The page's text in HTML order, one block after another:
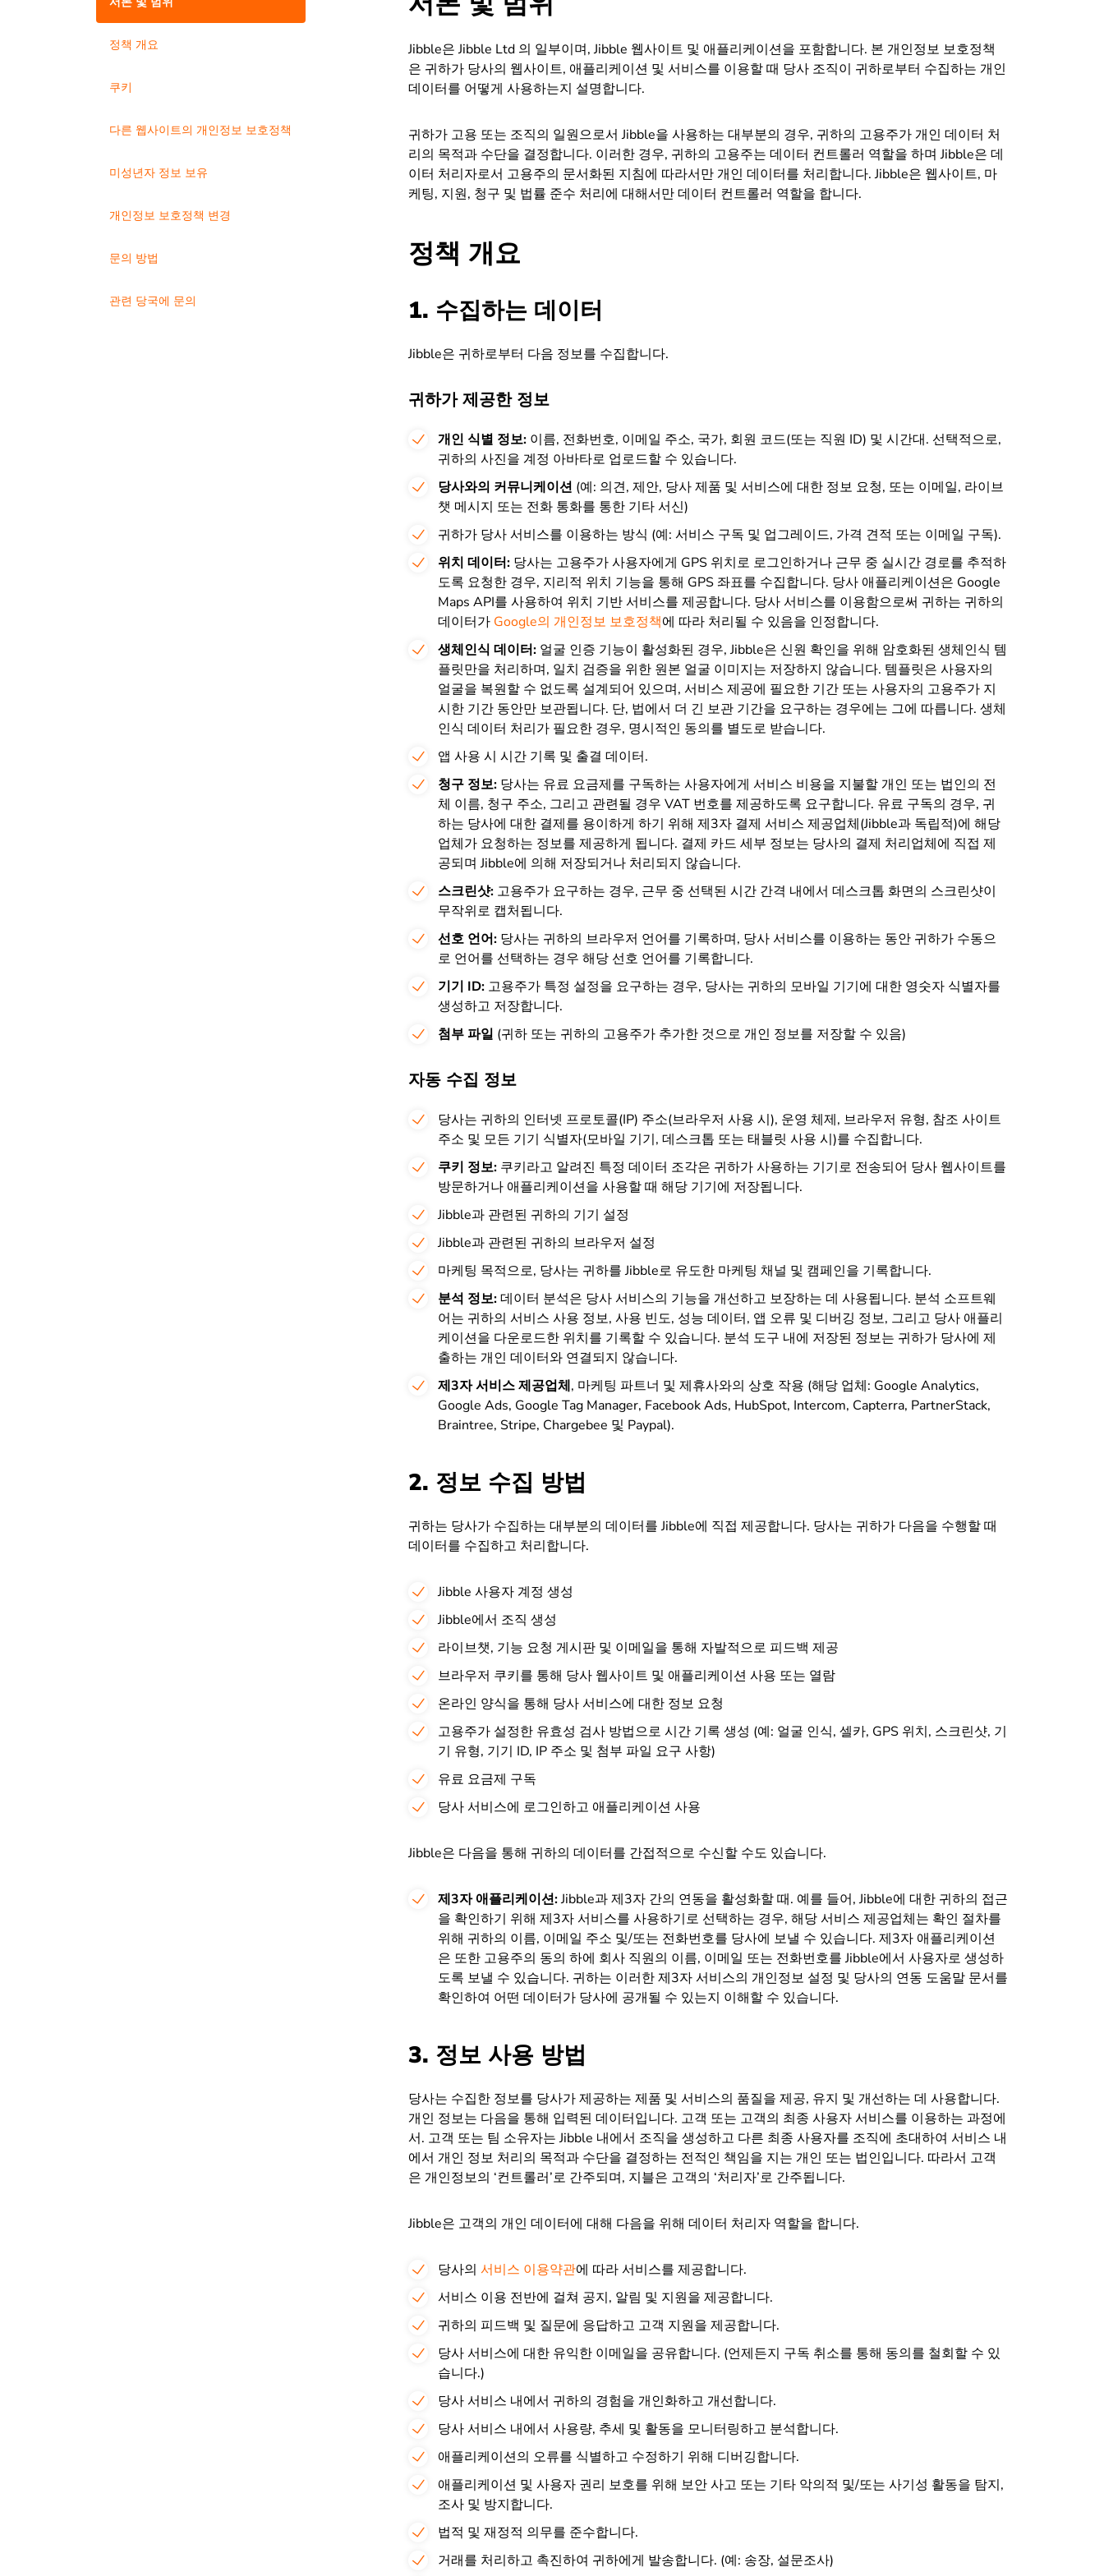
정책 개요
쿠키
다른 웹사이트의 개인정보 보호정책
미성년자 정보 보유
개인정보 보호정책 변경
문의 방법
관련 당국에 문의
Jibble은 Jibble Ltd 의 일부이며, Jibble 웹사이트 및 애플리케이션을 포함합니다. 본 개인정보 보호정책
은 귀하가 당사의 웹사이트, 애플리케이션 및 서비스를 이용할 때 당사 조직이 귀하로부터 수집하는 개인
데이터를 어떻게 사용하는지 설명합니다.
귀하가 고용 또는 조직의 일원으로서 Jibble을 사용하는 대부분의 경우, 귀하의 고용주가 개인 데이터 처
리의 목적과 수단을 결정합니다. 이러한 경우, 귀하의 고용주는 데이터 컨트롤러 역할을 하며 Jibble은 데
이터 처리자로서 고용주의 문서화된 지침에 따라서만 개인 데이터를 처리합니다. Jibble은 웹사이트, 마
케팅, 지원, 청구 및 법률 준수 처리에 대해서만 데이터 컨트롤러 역할을 합니다.
정책 개요
1. 수집하는 데이터
Jibble은 귀하로부터 다음 정보를 수집합니다.
귀하가 제공한 정보
개인 식별 정보:이름, 전화번호, 이메일 주소, 국가, 회원 코드(또는 직원 ID) 및 시간대. 선택적으로,
귀하의 사진을 계정 아바타로 업로드할 수 있습니다.
당사와의 커뮤니케이션 (예: 의견, 제안, 당사 제품 및 서비스에 대한 정보 요청, 또는 이메일, 라이브
챗 메시지 또는 전화 통화를 통한 기타 서신)
귀하가 당사 서비스를 이용하는 방식 (예: 서비스 구독 및 업그레이드, 가격 견적 또는 이메일 구독).
위치 데이터:당사는 고용주가 사용자에게 GPS 위치로 로그인하거나 근무 중 실시간 경로를 추적하
도록 요청한 경우, 지리적 위치 기능을 통해 GPS 좌표를 수집합니다. 당사 애플리케이션은 Google
Maps API를 사용하여 위치 기반 서비스를 제공합니다. 당사 서비스를 이용함으로써 귀하는 귀하의
데이터가 Google의 개인정보 보호정책에 따라 처리될 수 있음을 인정합니다.
생체인식 데이터: 얼굴 인증 기능이 활성화된 경우, Jibble은 신원 확인을 위해 암호화된 생체인식 템
플릿만을 처리하며, 일치 검증을 위한 원본 얼굴 이미지는 저장하지 않습니다. 템플릿은 사용자의
얼굴을 복원할 수 없도록 설계되어 있으며, 서비스 제공에 필요한 기간 또는 사용자의 고용주가 지
시한 기간 동안만 보관됩니다. 단, 법에서 더 긴 보관 기간을 요구하는 경우에는 그에 따릅니다. 생체
인식 데이터 처리가 필요한 경우, 명시적인 동의를 별도로 받습니다.
앱 사용 시 시간 기록 및 출결 데이터.
청구 정보:당사는 유료 요금제를 구독하는 사용자에게 서비스 비용을 지불할 개인 또는 법인의 전
체 이름, 청구 주소, 그리고 관련될 경우 VAT 번호를 제공하도록 요구합니다. 유료 구독의 경우, 귀
하는 당사에 대한 결제를 용이하게 하기 위해 제3자 결제 서비스 제공업체(Jibble과 독립적)에 해당
업체가 요청하는 정보를 제공하게 됩니다. 결제 카드 세부 정보는 당사의 결제 처리업체에 직접 제
공되며 Jibble에 의해 저장되거나 처리되지 않습니다.
스크린샷:고용주가 요구하는 경우, 근무 중 선택된 시간 간격 내에서 데스크톱 화면의 스크린샷이
무작위로 캡처됩니다.
선호 언어:당사는 귀하의 브라우저 언어를 기록하며, 당사 서비스를 이용하는 동안 귀하가 수동으
로 언어를 선택하는 경우 해당 선호 언어를 기록합니다.
기기 ID: 고용주가 특정 설정을 요구하는 경우, 당사는 귀하의 모바일 기기에 대한 영숫자 식별자를
생성하고 저장합니다.
첨부 파일 (귀하 또는 귀하의 고용주가 추가한 것으로 개인 정보를 저장할 수 있음)
자동 수집 정보
당사는 귀하의 인터넷 프로토콜(IP) 주소(브라우저 사용 시), 운영 체제, 브라우저 유형, 참조 사이트
주소 및 모든 기기 식별자(모바일 기기, 데스크톱 또는 태블릿 사용 시)를 수집합니다.
쿠키 정보: 쿠키라고 알려진 특정 데이터 조각은 귀하가 사용하는 기기로 전송되어 당사 웹사이트를
방문하거나 애플리케이션을 사용할 때 해당 기기에 저장됩니다.
Jibble과 관련된 귀하의 기기 설정
Jibble과 관련된 귀하의 브라우저 설정
마케팅 목적으로, 당사는 귀하를 Jibble로 유도한 마케팅 채널 및 캠페인을 기록합니다.
분석 정보:데이터 분석은 당사 서비스의 기능을 개선하고 보장하는 데 사용됩니다. 분석 소프트웨
어는 귀하의 서비스 사용 정보, 사용 빈도, 성능 데이터, 앱 오류 및 디버깅 정보, 그리고 당사 애플리
케이션을 다운로드한 위치를 기록할 수 있습니다. 분석 도구 내에 저장된 정보는 귀하가 당사에 제
출하는 개인 데이터와 연결되지 않습니다.
제3자 서비스 제공업체, 마케팅 파트너 및 제휴사와의 상호 작용 (해당 업체: Google Analytics,
Google Ads, Google Tag Manager, Facebook Ads, HubSpot, Intercom, Capterra, PartnerStack,
Braintree, Stripe, Chargebee 및 Paypal).
2. 정보 수집 방법
귀하는 당사가 수집하는 대부분의 데이터를 Jibble에 직접 제공합니다. 당사는 귀하가 다음을 수행할 때
데이터를 수집하고 처리합니다.
Jibble 사용자 계정 생성
Jibble에서 조직 생성
라이브챗, 기능 요청 게시판 및 이메일을 통해 자발적으로 피드백 제공
브라우저 쿠키를 통해 당사 웹사이트 및 애플리케이션 사용 또는 열람
온라인 양식을 통해 당사 서비스에 대한 정보 요청
고용주가 설정한 유효성 검사 방법으로 시간 기록 생성 (예: 얼굴 인식, 셀카, GPS 위치, 스크린샷, 기
기 유형, 기기 ID, IP 주소 및 첨부 파일 요구 사항)
유료 요금제 구독
당사 서비스에 로그인하고 애플리케이션 사용
Jibble은 다음을 통해 귀하의 데이터를 간접적으로 수신할 수도 있습니다.
제3자 애플리케이션:Jibble과 제3자 간의 연동을 활성화할 때. 예를 들어, Jibble에 대한 귀하의 접근
을 확인하기 위해 제3자 서비스를 사용하기로 선택하는 경우, 해당 서비스 제공업체는 확인 절차를
위해 귀하의 이름, 이메일 주소 및/또는 전화번호를 당사에 보낼 수 있습니다. 제3자 애플리케이션
은 또한 고용주의 동의 하에 회사 직원의 이름, 이메일 또는 전화번호를 Jibble에서 사용자로 생성하
도록 보낼 수 있습니다. 귀하는 이러한 제3자 서비스의 개인정보 설정 및 당사의 연동 도움말 문서를
확인하여 어떤 데이터가 당사에 공개될 수 있는지 이해할 수 있습니다.
3. 정보 사용 방법
당사는 수집한 정보를 당사가 제공하는 제품 및 서비스의 품질을 제공, 유지 및 개선하는 데 사용합니다.
개인 정보는 다음을 통해 입력된 데이터입니다. 고객 또는 고객의 최종 사용자서비스를 이용하는 과정에
서. 고객 또는 팀 소유자는 Jibble 내에서 조직을 생성하고 다른 최종 사용자를 조직에 초대하여 서비스 내
에서 개인 정보 처리의 목적과 수단을 결정하는 전적인 책임을 지는 개인 또는 법인입니다. 따라서 고객
은 개인정보의 ‘컨트롤러’로 간주되며, 지블은 고객의 ‘처리자’로 간주됩니다.
Jibble은 고객의 개인 데이터에 대해 다음을 위해 데이터 처리자 역할을 합니다.
당사의 서비스 이용약관에 따라 서비스를 제공합니다.
서비스 이용 전반에 걸쳐 공지, 알림 및 지원을 제공합니다.
귀하의 피드백 및 질문에 응답하고 고객 지원을 제공합니다.
당사 서비스에 대한 유익한 이메일을 공유합니다. (언제든지 구독 취소를 통해 동의를 철회할 수 있
습니다.)
당사 서비스 내에서 귀하의 경험을 개인화하고 개선합니다.
당사 서비스 내에서 사용량, 추세 및 활동을 모니터링하고 분석합니다.
애플리케이션의 오류를 식별하고 수정하기 위해 디버깅합니다.
애플리케이션 및 사용자 권리 보호를 위해 보안 사고 또는 기타 악의적 및/또는 사기성 활동을 탐지,
조사 및 방지합니다.
법적 및 재정적 의무를 준수합니다.
거래를 처리하고 촉진하여 귀하에게 발송합니다. (예: 송장, 설문조사)